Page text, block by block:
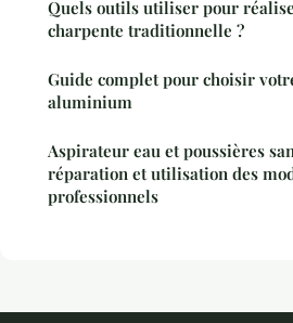
Quels outils utiliser pour
charpente traditionnelle ?
Guide complet pour choisir
aluminium
Aspirateur eau et poussières
réparation et utilisation des
professionnels